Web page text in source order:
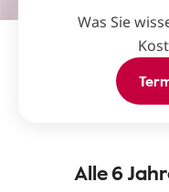
Was Sie
Alle 6